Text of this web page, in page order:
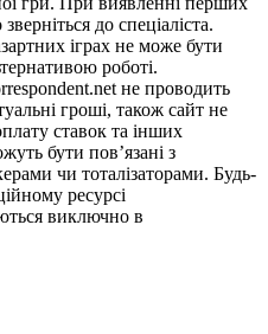
до спеціаліста.
іграх не може бути
роботі.
не проводить
гроші, також сайт не
ставок та інших
бути пов’язані з
чи тоталізаторами. Будь-
ресурсі
виключно в